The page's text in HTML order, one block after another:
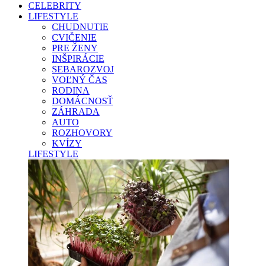
CELEBRITY
LIFESTYLE
CHUDNUTIE
CVIČENIE
PRE ŽENY
INŠPIRÁCIE
SEBAROZVOJ
VOĽNÝ ČAS
RODINA
DOMÁCNOSŤ
ZÁHRADA
AUTO
ROZHOVORY
KVÍZY
LIFESTYLE